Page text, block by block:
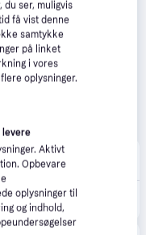
255 kr.
Eller 3 betalinger af 85 kr.
ser, muligvis
få vist denne
samtykke
på linket
i vores
oplysninger.
levere
Aktivt
Opbevare
oplysninger til
og indhold,